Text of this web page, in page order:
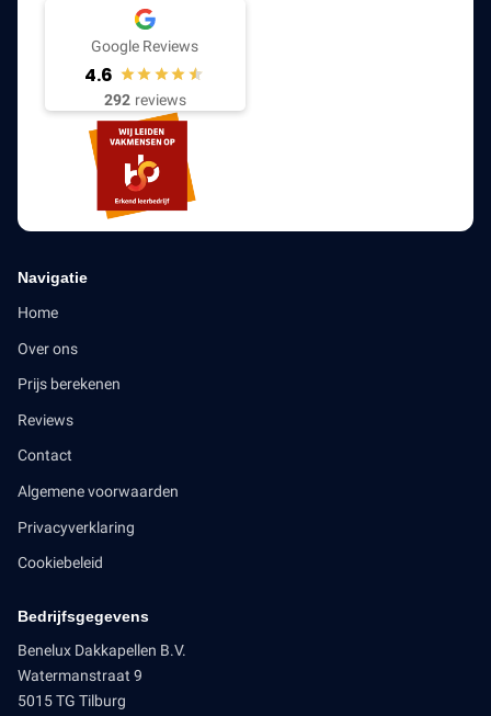
Google Reviews
4.6
292 reviews
Navigatie
Home
Over ons
Prijs berekenen
Reviews
Contact
Algemene voorwaarden
Privacyverklaring
Cookiebeleid
Bedrijfsgegevens
Benelux Dakkapellen B.V.
Watermanstraat 9
5015 TG Tilburg